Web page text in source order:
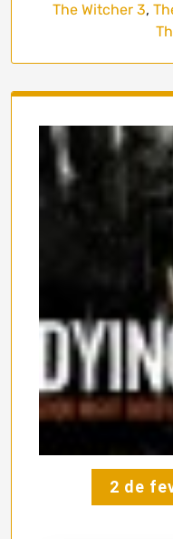
The Witcher 3,
2 de